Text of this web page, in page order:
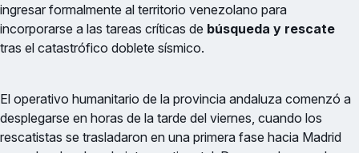
ingresar formalmente al territorio venezolano para
incorporarse a las tareas críticas de búsqueda y rescate
tras el catastrófico doblete sísmico.
El operativo humanitario de la provincia andaluza comenzó a
desplegarse en horas de la tarde del viernes, cuando los
rescatistas se trasladaron en una primera fase hacia Madrid